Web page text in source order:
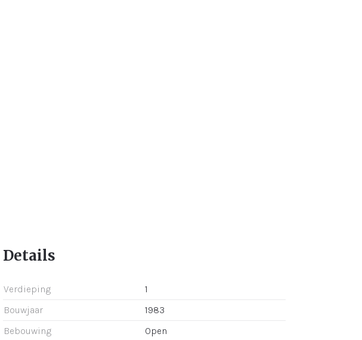
Details
Verdieping
1
Bouwjaar
1983
Bebouwing
Open